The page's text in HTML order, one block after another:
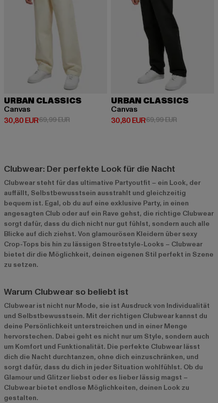
URBAN CLASSICS
Canvas
30,80 EUR
Derzeitiger Preis: 30,80 EUR
69,99 EURAktionspreis: 69,99 EUR
URBAN CLASSICS
Canvas
30,80 EUR
Derzeitiger Preis: 30,80 EUR
69,99 EURAktionspreis:
Clubwear: Der perfekte Look für die Nacht
Clubwear steht für das ultimative Partyoutfit – ein Look, der
auffällt, Selbstbewusstsein ausstrahlt und gleichzeitig
bequem ist. Egal, ob du auf eine exklusive Party, in einen
angesagten Club oder auf ein Rave gehst, die richtige Clubwear
sorgt dafür, dass du dich nicht nur gut fühlst, sondern auch alle
Blicke auf dich ziehst. Von glamourösen Kleidern über sexy
Crop-Tops bis hin zu lässigen Streetstyle-Looks – Clubwear
bietet dir die Möglichkeit, deinen eigenen Stil perfekt in Szene
zu setzen.
Warum Clubwear so beliebt ist
Clubwear ist nicht nur Mode, sie ist Ausdruck von Individualität
und Selbstbewusstsein. Mit der richtigen Clubwear kannst du
deine Persönlichkeit unterstreichen und in einer Menge
hervorstechen. Dabei geht es nicht nur um Style, sondern auch
um Komfort und Funktionalität. Die perfekte Clubwear lässt
dich die Nacht durchtanzen, ohne dich einzuschränken, und
sorgt dafür, dass du dich in jeder Situation wohlfühlst. Ob du
Glamour und Glitzer liebst oder es lieber lässig magst –
Clubwear bietet endlose Möglichkeiten, deinen Look zu
gestalten.